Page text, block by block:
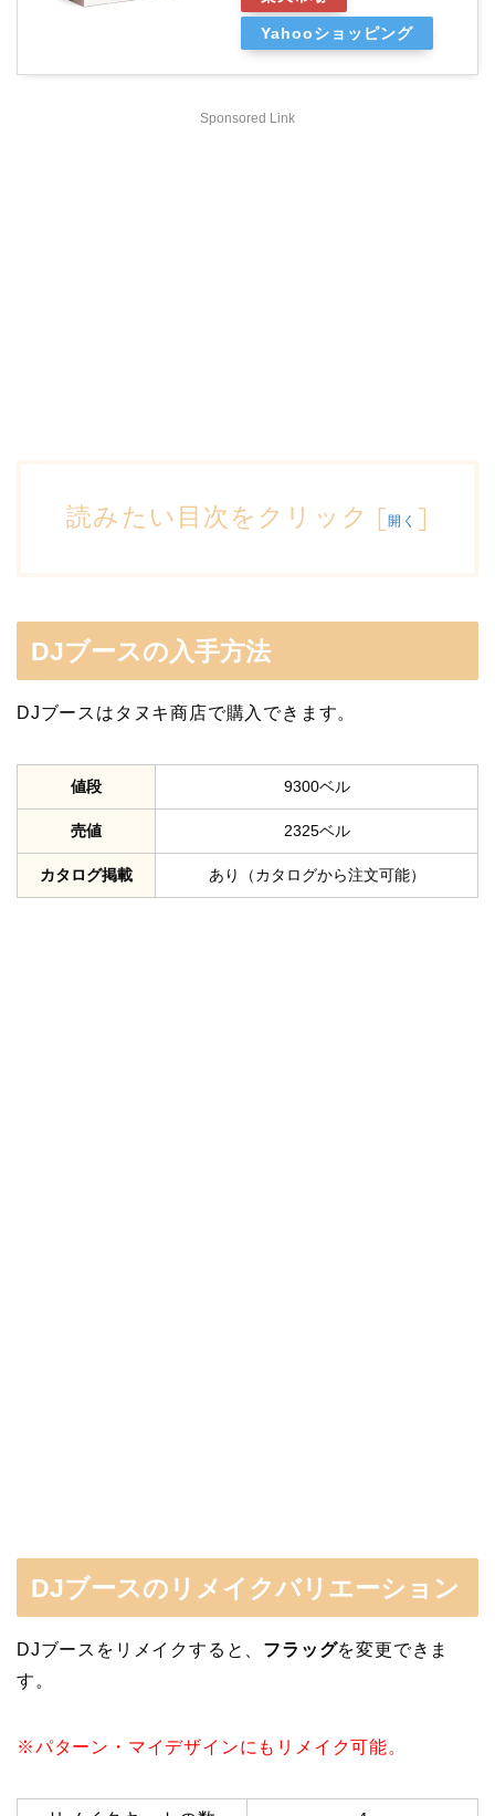
Yahooショッピング
Sponsored Link
読みたい目次をクリック [開く ]
DJブースの入手方法
DJブースはタヌキ商店で購入できます。
値段 9300ベル
売値 2325ベル
カタログ掲載 あり（カタログから注文可能）
DJブースのリメイクバリエーション
DJブースをリメイクすると、 フラッグを変更できま
す。
※パターン・マイデザインにもリメイク可能。